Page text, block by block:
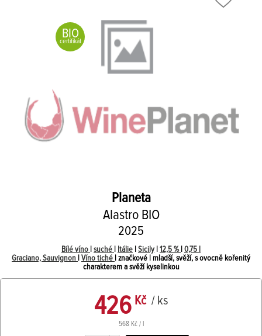
BIO
certifikát
Planeta
Alastro BIO
2025
Bílé víno suché Itálie Sicily| 12,5 % 0,75 l
Graciano, Sauvignon
Víno tiché
| značkové | mladší, svěží, s ovocně kořenitý
charakterem a svěží kyselinkou
426 Kč / ks
568 Kč / l